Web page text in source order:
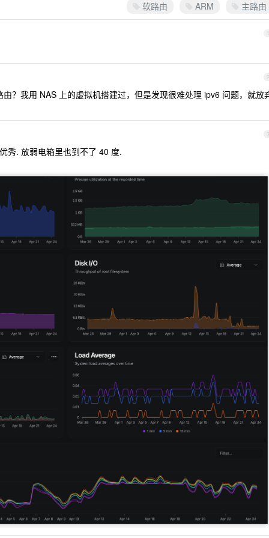
软路由 ARM 主路由
1
2
？我用 NAS 上的虚拟机搭建过，但是发现很难处理 ipv6 问题，就放
3
秀. 放弱电箱里也到不了 40 度.